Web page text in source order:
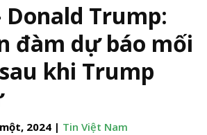
Donald Trump:
đàm dự báo mối
khi Trump
2024 | Tin Việt Nam